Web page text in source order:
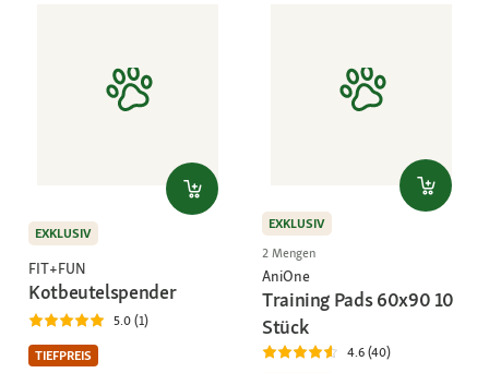
EXKLUSIV
FIT+FUN
Kotbeutelspender
5.0 (1)
TIEFPREIS
EXKLUSIV
2 Mengen
AniOne
Training Pads 60x90 10
Stück
4.6 (40)